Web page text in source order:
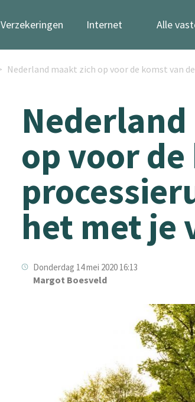
Verzekeringen Internet Alle
Nederland maakt zich op voor de komst van
op voor
het met je
Donderdag 14 mei 2020 16:13
Margot Boesveld